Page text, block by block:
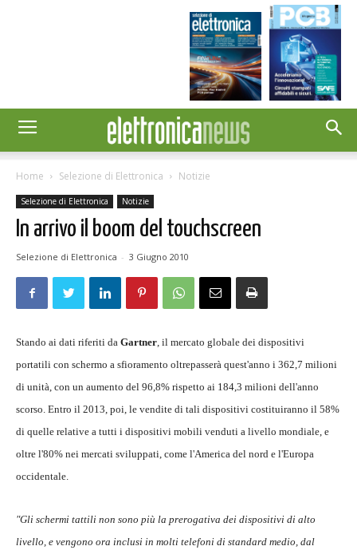
Home Selezione di Elettronica Notizie
Selezione di Elettronica Notizie
In arrivo il boom del touchscreen
Selezione di Elettronica - 3 Giugno 2010
Stando ai dati riferiti da Gartner, il mercato globale dei dispositivi
portatili con schermo a sfioramento oltrepasserà quest'anno i 362,7 milioni
di unità, con un aumento del 96,8% rispetto ai 184,3 milioni dell'anno
scorso. Entro il 2013, poi, le vendite di tali dispositivi costituiranno il 58%
di quelle relative a tutti i dispositivi mobili venduti a livello mondiale, e
oltre l'80% nei mercati sviluppati, come l'America del nord e l'Europa
occidentale.
"Gli schermi tattili non sono più la prerogativa dei dispositivi di alto
livello, e vengono ora inclusi in molti telefoni di standard medio, dal